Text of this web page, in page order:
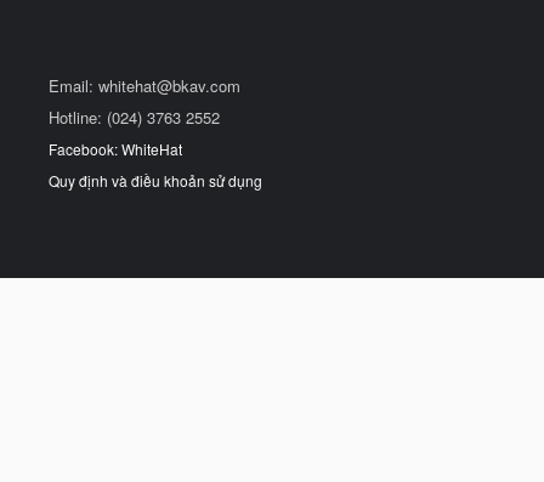
Email: whitehat@bkav.com
Hotline: (024) 3763 2552
Facebook: WhiteHat
Quy định và điều khoản sử dụng